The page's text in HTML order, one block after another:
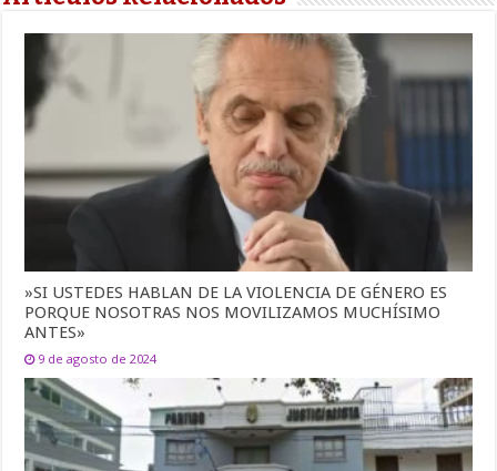
»SI USTEDES HABLAN DE LA VIOLENCIA DE GÉNERO ES
PORQUE NOSOTRAS NOS MOVILIZAMOS MUCHÍSIMO
ANTES»
9 de agosto de 2024